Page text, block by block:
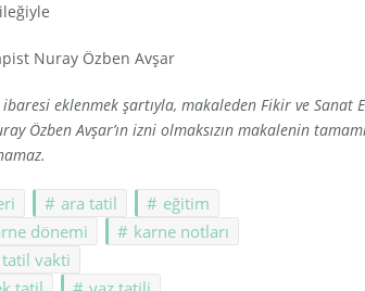
Nuray Özben Avşar
eklenmek şartıyla, makaleden Fikir ve Sanat
Özben Avşar’ın izni olmaksızın makalenin
ara tatil
eğitim
dönemi
karne notları
tatil vakti